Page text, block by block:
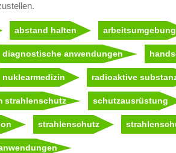
abstand halten arbeitsumgebung
diagnostische anwendungen
nuklearmedizin radioaktive
strahlenschutz schutzausrüstung
strahlenschutz